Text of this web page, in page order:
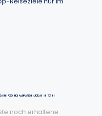
noch erhaltene